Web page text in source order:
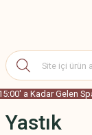
a Kadar Gelen
Yastık